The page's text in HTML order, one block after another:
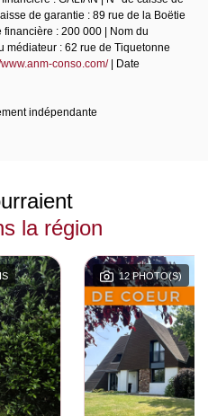
de garantie : 89 rue de la Boëtie
: 200 000 | Nom du
médiateur : 62 rue de Tiquetonne
www.anm-conso.com/| Date
indépendante
la région
12 PHOTO(S)